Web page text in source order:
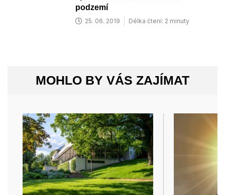
podzemí
25. 06. 2019 Délka čtení: 2 minuty
MOHLO BY VÁS ZAJÍMAT